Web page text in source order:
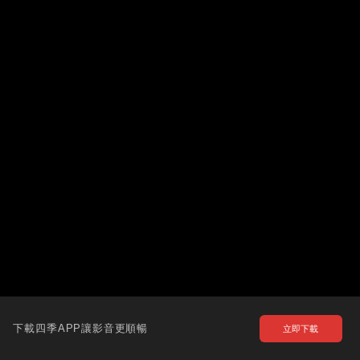
下載四季APP讓影音更順暢 立即下載